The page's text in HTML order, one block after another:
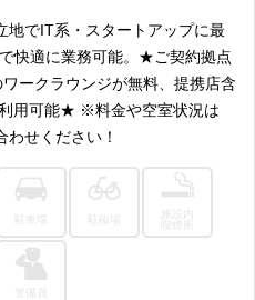
地でIT系・スタートアップに最
快適に業務可能。★ご契約拠点
ークラウンジが無料、提携店含
用可能★ ※料金や空室状況は
せください！
喫煙所
警備員